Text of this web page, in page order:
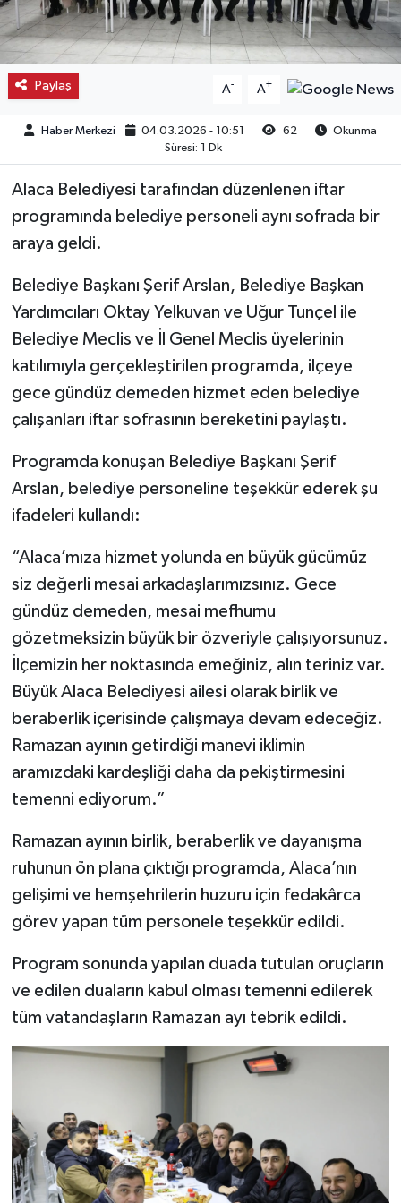
Paylaş A- A+
Haber Merkezi 04.03.2026 - 10:51 62
Okunma
Süresi: 1 Dk
Alaca Belediyesi tarafından düzenlenen iftar
programında belediye personeli aynı sofrada bir
araya geldi.
Belediye Başkanı Şerif Arslan, Belediye Başkan
Yardımcıları Oktay Yelkuvan ve Uğur Tunçel ile
Belediye Meclis ve İl Genel Meclis üyelerinin
katılımıyla gerçekleştirilen programda, ilçeye
gece gündüz demeden hizmet eden belediye
çalışanları iftar sofrasının bereketini paylaştı.
Programda konuşan Belediye Başkanı Şerif
Arslan, belediye personeline teşekkür ederek şu
ifadeleri kullandı:
“Alaca’mıza hizmet yolunda en büyük gücümüz
siz değerli mesai arkadaşlarımızsınız. Gece
gündüz demeden, mesai mefhumu
gözetmeksizin büyük bir özveriyle çalışıyorsunuz.
İlçemizin her noktasında emeğiniz, alın teriniz var.
Büyük Alaca Belediyesi ailesi olarak birlik ve
beraberlik içerisinde çalışmaya devam edeceğiz.
Ramazan ayının getirdiği manevi iklimin
aramızdaki kardeşliği daha da pekiştirmesini
temenni ediyorum.”
Ramazan ayının birlik, beraberlik ve dayanışma
ruhunun ön plana çıktığı programda, Alaca’nın
gelişimi ve hemşehrilerin huzuru için fedakârca
görev yapan tüm personele teşekkür edildi.
Program sonunda yapılan duada tutulan oruçların
ve edilen duaların kabul olması temenni edilerek
tüm vatandaşların Ramazan ayı tebrik edildi.
Kargı
Laçin
Mecitözü
Oğuzlar
Ortaköy
Sungurlu
Uğurludağ
Sağlık